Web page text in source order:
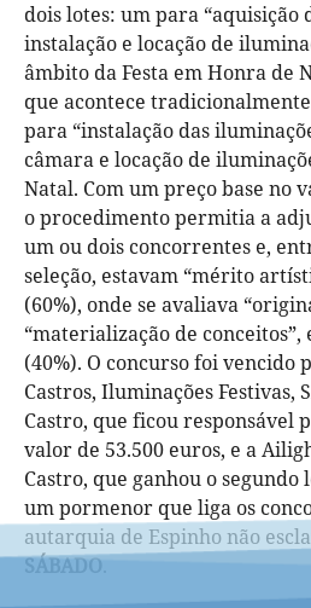
dois lotes: um para “aquisição
instalação e locação de
âmbito da Festa em Honra de
que acontece
para “instalação das
câmara e locação de
Natal. Com um preço base no
o procedimento permitia a
um ou dois concorrentes e,
seleção, estavam “mérito
(60%), onde se avaliava
“materialização de
(40%). O concurso foi vencido
Castros, Iluminações Festivas,
Castro, que ficou responsável
valor de 53.500 euros, e a
Castro, que ganhou o segundo
um pormenor que liga os
autarquia de Espinho não
SÁBADO.